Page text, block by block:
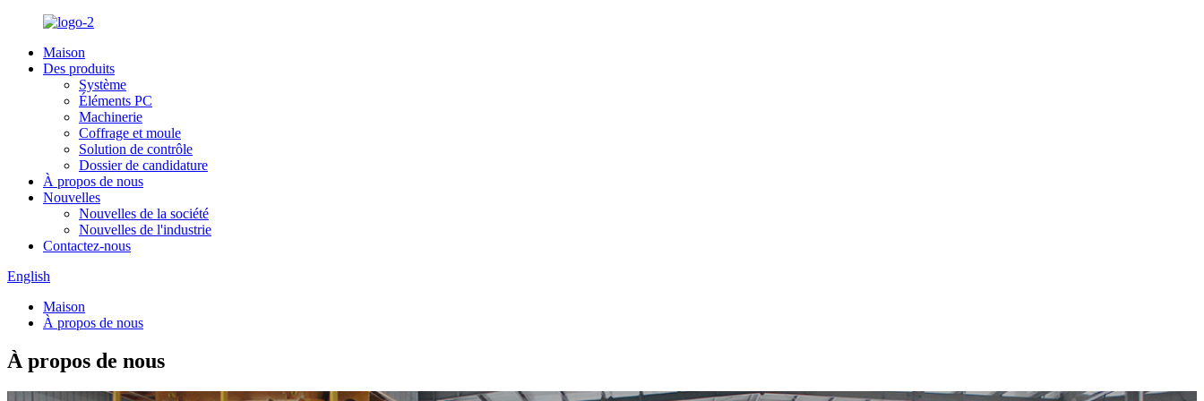
Maison
Des produits
Système
Éléments PC
Machinerie
Coffrage et moule
Solution de contrôle
Dossier de candidature
À propos de nous
Nouvelles
Nouvelles de la société
Nouvelles de l'industrie
Contactez-nous
English
Maison
À propos de nous
À propos de nous